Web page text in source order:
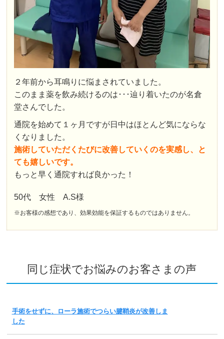
２年前から耳鳴りに悩まされていました。
このまま薬を飲み続けるのは･･･辿り着いたのが名倉
堂さんでした。
通院を始めて１ヶ月ですが日中はほとんど気にならな
くなりました。
施術していただくたびに改善していくのを実感し、と
ても嬉しいです。
もっと早く通院すれば良かった！
50代 女性 A.S様
※お客様の感想であり、効果効能を保証するものではありません。
同じ症状でお悩みのお客さまの声
手術をせずに、ローラ施術でつらい腱鞘炎が改善しま
した